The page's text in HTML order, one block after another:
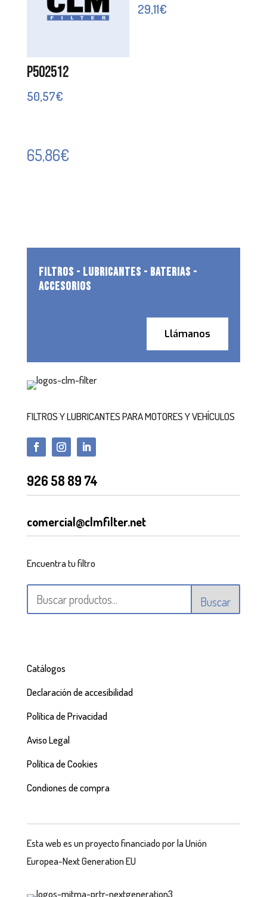
P502512
50,57€
29,11€
65,86€
FILTROS - LUBRICANTES - BATERIAS -
ACCESORIOS
Llámanos
FILTROS Y LUBRICANTES PARA MOTORES Y VEHÍCULOS
926 58 89 74
comercial@clmfilter.net
Encuentra tu filtro
Buscar
Catálogos
Declaración de accesibilidad
Política de Privacidad
Aviso Legal
Política de Cookies
Condiones de compra
Esta web es un proyecto financiado por la Unión
Europea-Next Generation EU